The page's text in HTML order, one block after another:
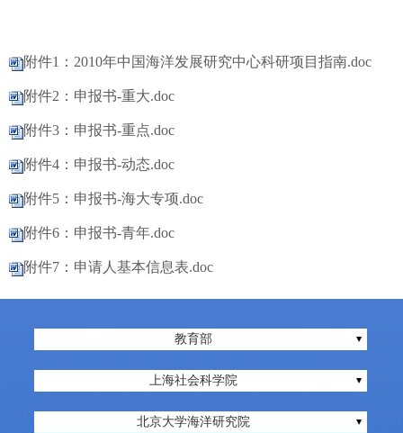
附件1：2010年中国海洋发展研究中心科研项目指南.doc
附件2：申报书-重大.doc
附件3：申报书-重点.doc
附件4：申报书-动态.doc
附件5：申报书-海大专项.doc
附件6：申报书-青年.doc
附件7：申请人基本信息表.doc
教育部
上海社会科学院
北京大学海洋研究院